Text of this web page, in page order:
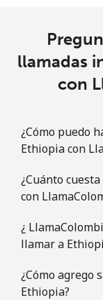
llamadas
con
¿Cómo puedo
Ethiopia con
¿Cuánto
con
¿
llamar a
¿Cómo agrego
Ethiopia?